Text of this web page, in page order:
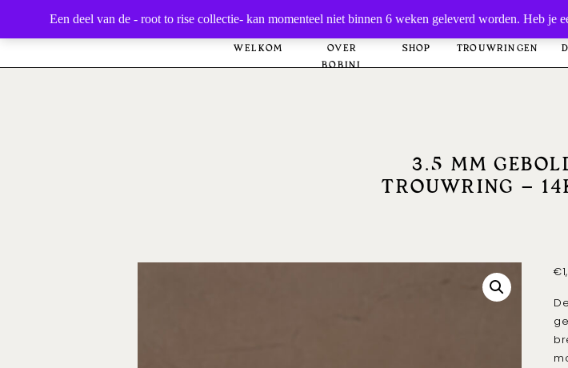
Een deel van de - root to rise collectie- kan momenteel niet binnen 6 weken geleverd worden. Heb je
TROUWRINGEN
SHOP
OVER
BOBINI
WELKOM
3.5 MM
TROUWRING –
€